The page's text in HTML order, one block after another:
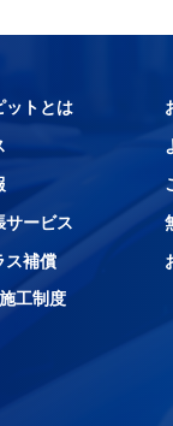
ットとは
サービス
ス補償
工制度